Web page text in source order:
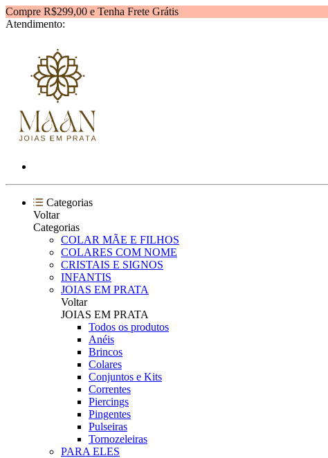
Compre R$299,00 e Tenha Frete Grátis
Atendimento:
Categorias
Voltar
Categorias
COLAR MÃE E FILHOS
COLARES COM NOME
CRISTAIS E SIGNOS
INFANTIS
JOIAS EM PRATA
Voltar
JOIAS EM PRATA
Todos os produtos
Anéis
Brincos
Colares
Conjuntos e Kits
Correntes
Piercings
Pingentes
Pulseiras
Tornozeleiras
PARA ELES